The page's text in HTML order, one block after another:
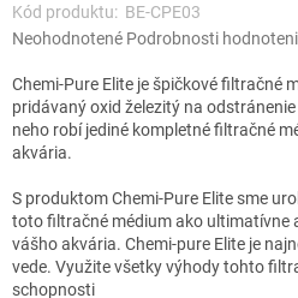
Kód produktu: BE-CPE03
Priemerné
produktu
je
0,0
z
hviezdičiek.
Neohodnotené Podrobnosti
Chemi-Pure Elite je špičkové filtračné
pridávaný oxid železitý na
neho robí jediné kompletné filtračné
akvária.
S produktom Chemi-Pure Elite sme
toto filtračné médium ako ultimatívne
vášho akvária. Chemi-pure Elite je
vede. Využite všetky výhody tohto
schopnosti